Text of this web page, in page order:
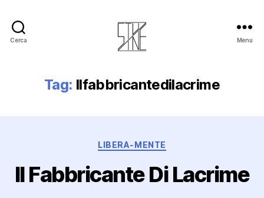
Cerca Menu
Tag: Ilfabbricantedilacrime
Categorie
LIBERA-MENTE
Il Fabbricante Di Lacrime